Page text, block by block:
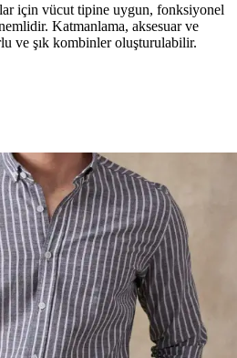
için vücut tipine uygun, fonksiyonel
Katmanlama, aksesuar ve
ve şık kombinler oluşturulabilir.